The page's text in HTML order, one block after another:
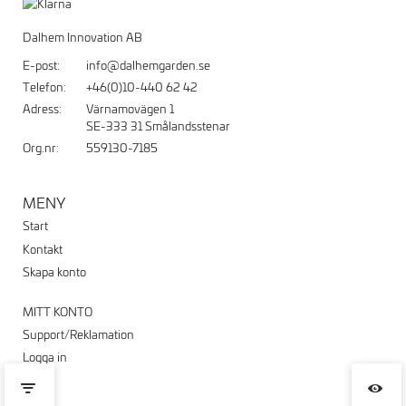
Dalhem Innovation AB
E-post:
info@dalhemgarden.se
Telefon:
+46(0)10-440 62 42
Adress:
Värnamovägen 1
SE-333 31 Smålandsstenar
Org.nr:
559130-7185
MENY
Start
Kontakt
Skapa konto
MITT KONTO
Support/Reklamation
Logga in